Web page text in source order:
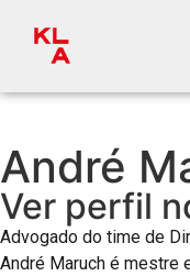
André
Ver perfil
Advogado do time de
André Maruch é mestre